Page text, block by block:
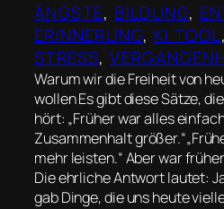
ÄNGSTE, BILDUNG,
ERINNERUNG, KI TOOL
STRESS,
Warum wir die Freiheit von
wollen Es gibt diese Sätze,
hört: „Früher war alles
Zusammenhalt
mehr leisten.“ Aber war
Die ehrliche Antwort lautet:
gab Dinge, die uns heute